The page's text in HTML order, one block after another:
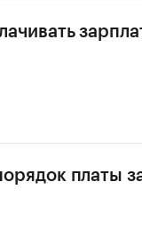
платы